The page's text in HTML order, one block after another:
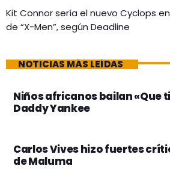
Kit Connor sería el nuevo Cyclops
de “X-Men”, según Deadline
NOTICIAS MÁS LEÍDAS
Niños africanos bailan «Que
Daddy Yankee
Carlos Vives hizo fuertes
de Maluma